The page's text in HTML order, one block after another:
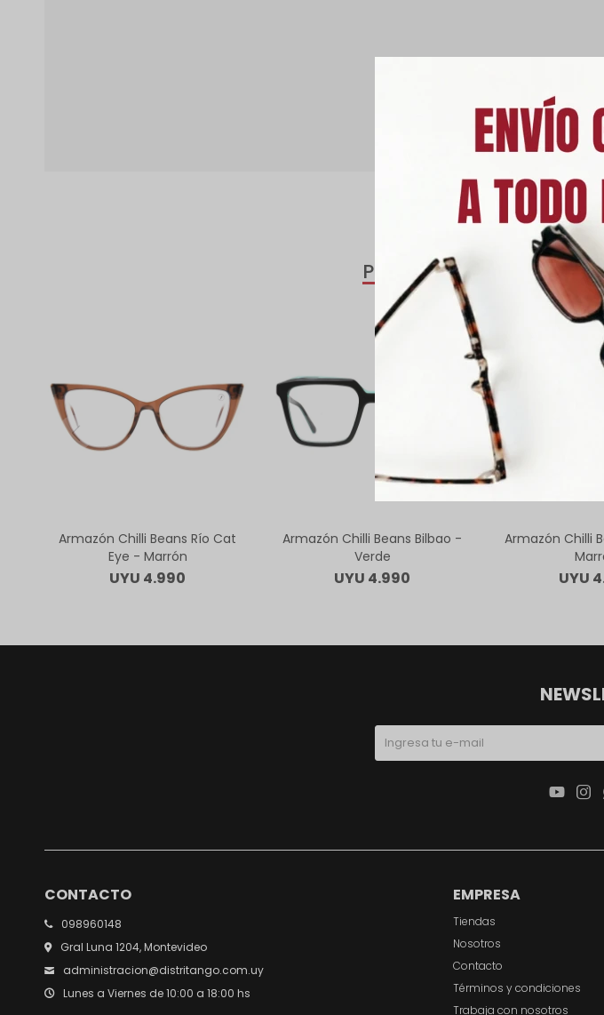
PRODUCTOS QUE
Armazón Chilli Beans Río Cat
Eye - Marrón
UYU 4.990
Armazón Chilli Beans Bilbao -
Verde
UYU 4.990
Armazón Chilli
UYU
CONTACTO
098960148
Gral Luna 1204, Montevideo
administracion@distritango.com.uy
Lunes a Viernes de 10:00 a 18:00 hs
EMPRESA
Tiendas
Nosotros
Contacto
Términos y condiciones
Trabaja con nosotros
 